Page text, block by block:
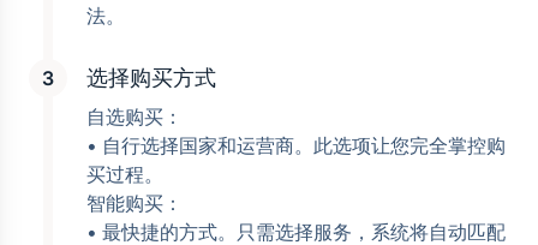
法。
选择购买方式
自选购买：
• 自行选择国家和运营商。此选项让您完全掌控购
买过程。
智能购买：
• 最快捷的方式。只需选择服务，系统将自动匹配